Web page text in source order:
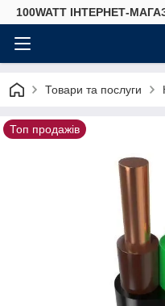
100WATT ІНТЕРНЕТ-
Товари та послуги
Топ продажів